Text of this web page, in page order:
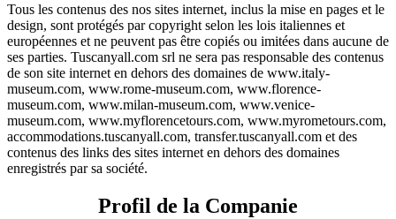
Tous les contenus des nos sites internet, inclus la mise en pages et le
design, sont protégés par copyright selon les lois italiennes et
européennes et ne peuvent pas être copiés ou imitées dans aucune de
ses parties. Tuscanyall.com srl ne sera pas responsable des contenus
de son site internet en dehors des domaines de www.italy-
museum.com, www.rome-museum.com, www.florence-
museum.com, www.milan-museum.com, www.venice-
museum.com, www.myflorencetours.com, www.myrometours.com,
accommodations.tuscanyall.com, transfer.tuscanyall.com et des
contenus des links des sites internet en dehors des domaines
enregistrés par sa société.
Profil de la Companie